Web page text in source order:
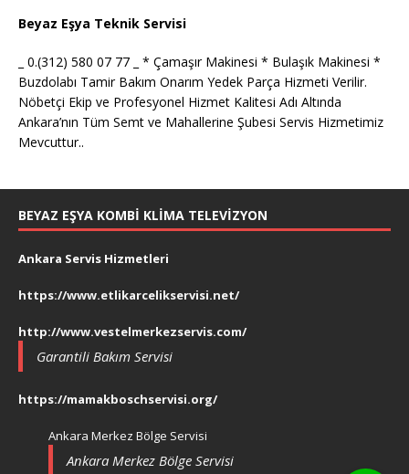
Beyaz Eşya Teknik Servisi
_ 0.(312) 580 07 77 _ * Çamaşır Makinesi * Bulaşık Makinesi *
Buzdolabı Tamir Bakım Onarım Yedek Parça Hizmeti Verilir.
Nöbetçi Ekip ve Profesyonel Hizmet Kalitesi Adı Altında
Ankara’nın Tüm Semt ve Mahallerine Şubesi Servis Hizmetimiz
Mevcuttur..
BEYAZ EŞYA KOMBI KLIMA TELEVIZYON
Ankara Servis Hizmetleri
https://www.etlikarcelikservisi.net/
http://www.vestelmerkezservis.com/
Garantili Bakım Servisi
https://mamakboschservisi.org/
Ankara Merkez Bölge Servisi
Ankara Merkez Bölge Servisi